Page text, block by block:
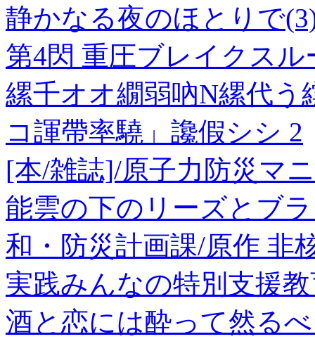
静かなる夜のほとりで
第4閃 重圧ブレイクスル
縲千オオ繝弱吶Ν縲代う
コ諢帶率驍」讒假シシ 2
[本/雑誌]/原子力防災マ
能雲の下のリーズとブ
和・防災計画課/原作 非
実践みんなの特別支援
酒と恋には酔って然る